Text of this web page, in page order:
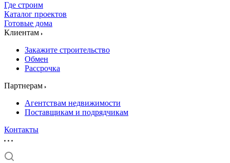
Где строим
Каталог проектов
Готовые дома
Клиентам
Закажите строительство
Обмен
Рассрочка
Партнерам
Агентствам недвижимости
Поставщикам и подрядчикам
Контакты